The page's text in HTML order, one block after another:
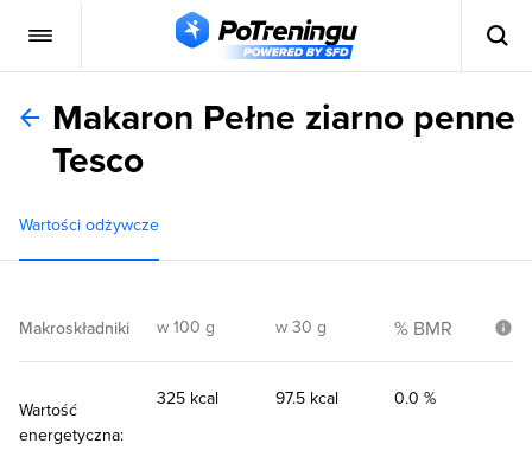
Makaron Pełne ziarno penne
Tesco
Wartości odżywcze
Makroskładniki w 100 g w 30 g % BMR
Wartość
energetyczna:
325 kcal 97.5 kcal 0.0 %